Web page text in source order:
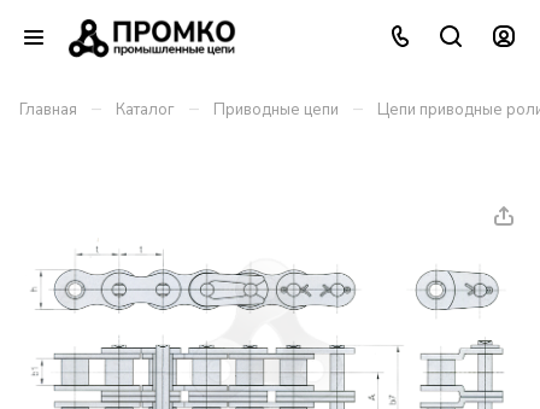
Главная – Каталог – Приводные цепи – Цепи приводные